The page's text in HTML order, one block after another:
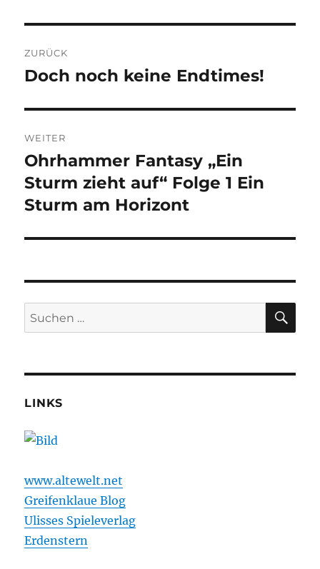
ZURÜCK
Vorheriger
Doch noch keine Endtimes!
WEITER
Nächster
Beitrag:
Ohrhammer Fantasy „Ein
Sturm zieht auf“ Folge 1 Ein
Sturm am Horizont
Suchen
nach:
LINKS
www.altewelt.net
Greifenklaue Blog
Ulisses Spieleverlag
Erdenstern